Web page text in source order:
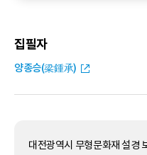
집필자
양종승(梁鍾承)
대전광역시 무형문화재 설경